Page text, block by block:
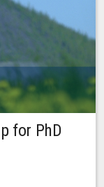
for PhD